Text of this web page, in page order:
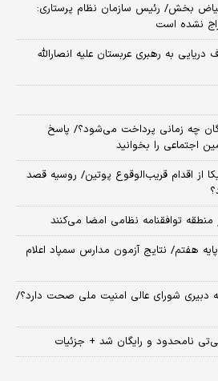
فیاض بخش/ رئیس سازمان نظام پرستاری:
نشده است
به رهبری عربستان علیه انصارالله
چه زمانی پرداخت می‌شود؟/ پاسخ
اجتماعی را بخوانید
از اقدام قریب‌الوقوع پوتین/ روسیه قصد
هفتم/ نتایج آزمون مدارس سمپاد اعلام
دبیری شورای عالی امنیت ملی صحت دارد؟/
نامحدود و رایگان شد + جزئیات